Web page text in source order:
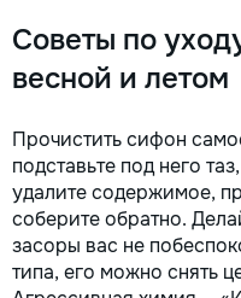
Советы по
весной и летом
Прочистить сифон
подставьте под него
удалите содержимое,
соберите обратно.
засоры вас не
типа, его можно снять